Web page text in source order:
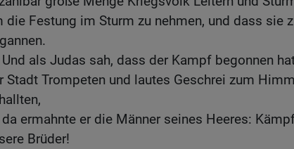
die Festung im Sturm zu nehmen, und dass sie
Und als Judas sah, dass der Kampf begonnen
Stadt Trompeten und lautes Geschrei zum
da ermahnte er die Männer seines Heeres:
Brüder!